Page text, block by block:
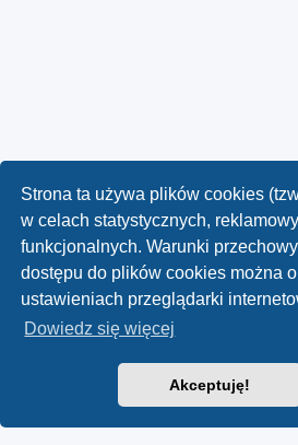
Strona ta używa plików cookies
w celach statystycznych,
funkcjonalnych. Warunki
dostępu do plików cookies można
ustawieniach przeglądarki
Dowiedz się więcej
Akceptuję!